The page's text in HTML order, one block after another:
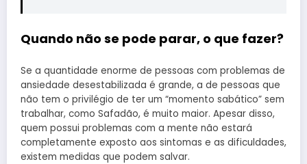
Quando não se pode parar, o que fazer?
Se a quantidade enorme de pessoas com problemas de
ansiedade desestabilizada é grande, a de pessoas que
não tem o privilégio de ter um “momento sabático” sem
trabalhar, como Safadão, é muito maior. Apesar disso,
quem possui problemas com a mente não estará
completamente exposto aos sintomas e as dificuldades,
existem medidas que podem salvar.